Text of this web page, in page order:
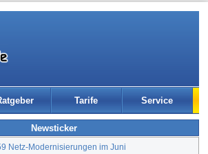
Tarife Service
Newsticker
Netz-Modernisierungen im Juni